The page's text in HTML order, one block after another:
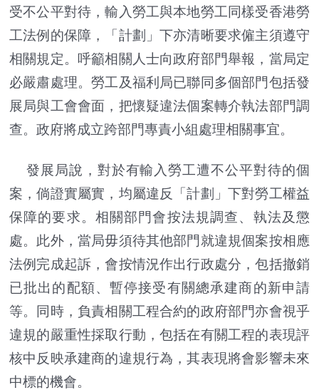
受不公平對待，輸入勞工與本地勞工同樣受香港勞
工法例的保障，「計劃」下亦清晰要求僱主須遵守
相關規定。呼籲相關人士向政府部門舉報，當局定
必嚴肅處理。勞工及福利局已聯同多個部門包括發
展局與工會會面，把懷疑違法個案轉介執法部門調
查。政府將成立跨部門專責小組處理相關事宜。
發展局說，對於有輸入勞工遭不公平對待的個
案，倘證實屬實，均屬違反「計劃」下對勞工權益
保障的要求。相關部門會按法規調查、執法及懲
處。此外，當局毋須待其他部門就違規個案按相應
法例完成起訴，會按情況作出行政處分，包括撤銷
已批出的配額、暫停接受有關總承建商的新申請
等。同時，負責相關工程合約的政府部門亦會視乎
違規的嚴重性採取行動，包括在有關工程的表現評
核中反映承建商的違規行為，其表現將會影響未來
中標的機會。